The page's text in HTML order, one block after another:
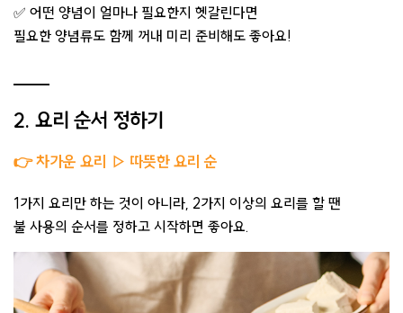
✅ 어떤 양념이 얼마나 필요한지 헷갈린다면
필요한 양념류도 함께 꺼내 미리 준비해도 좋아요!
2. 요리 순서 정하기
👉차가운 요리 ▷ 따뜻한 요리 순
1가지 요리만 하는 것이 아니라, 2가지 이상의 요리를 할 땐
불 사용의 순서를 정하고 시작하면 좋아요.